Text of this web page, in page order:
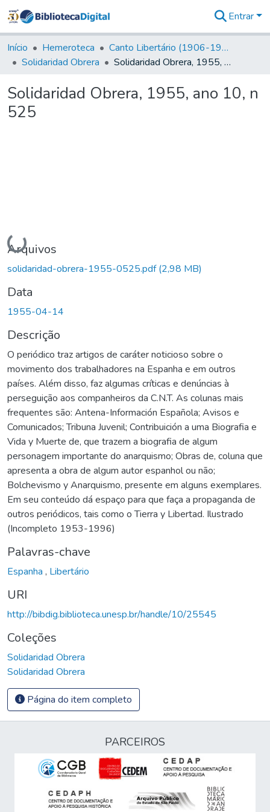
&
Coleções
Tudo na
Digital
Entrar
Início Hemeroteca
Canto Libertário (1906-1995)
Solidaridad Obrera
Solidaridad Obrera, 1955, ano 10, n 525
Solidaridad Obrera, 1955, ano 10, n
525
Carregando...
Arquivos
solidaridad-obrera-1955-0525.pdf(2,98 MB)
Data
1955-04-14
Descrição
O periódico traz artigos de caráter noticioso sobre o
movimento dos trabalhadores na Espanha e em outros
países. Além disso, faz algumas críticas e denúncias à
perseguição aos companheiros da C.N.T. As colunas mais
frequentes são: Antena-Información Española; Avisos e
Comunicados; Tribuna Juvenil; Contribuición a uma Biografia e
Vida y Muerte de, que trazem a biografia de algum
personagem importante do anarquismo; Obras de, coluna que
apresenta a obra de algum autor espanhol ou não;
Bolchevismo y Anarquismo, presente em alguns exemplares.
Em seu conteúdo dá espaço para que faça a propaganda de
outros periódicos, tais como o Tierra y Libertad. Ilustrado
(Incompleto 1953-1996)
Palavras-chave
Espanha , Libertário
URI
http://bibdig.biblioteca.unesp.br/handle/10/25545
Coleções
Solidaridad Obrera
Solidaridad Obrera
Página do item completo
PARCEIROS